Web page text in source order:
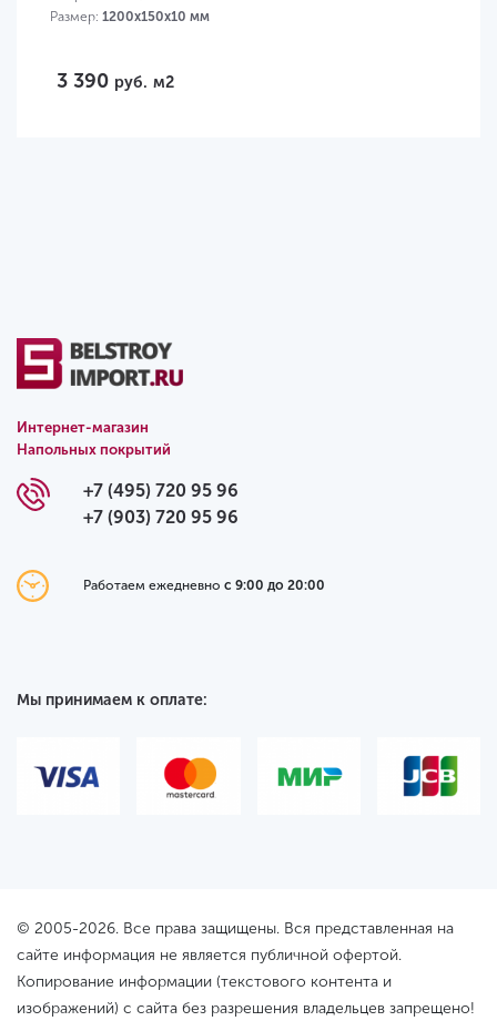
Размер: 1200х150х10 мм
3 390 руб. м2
Интернет-магазин
Напольных покрытий
+7 (495) 720 95 96
+7 (903) 720 95 96
Работаем ежедневно с 9:00 до 20:00
Мы принимаем к оплате:
© 2005-2026. Все права защищены. Вся представленная на
сайте информация не является публичной офертой.
Копирование информации (текстового контента и
изображений) с сайта без разрешения владельцев запрещено!